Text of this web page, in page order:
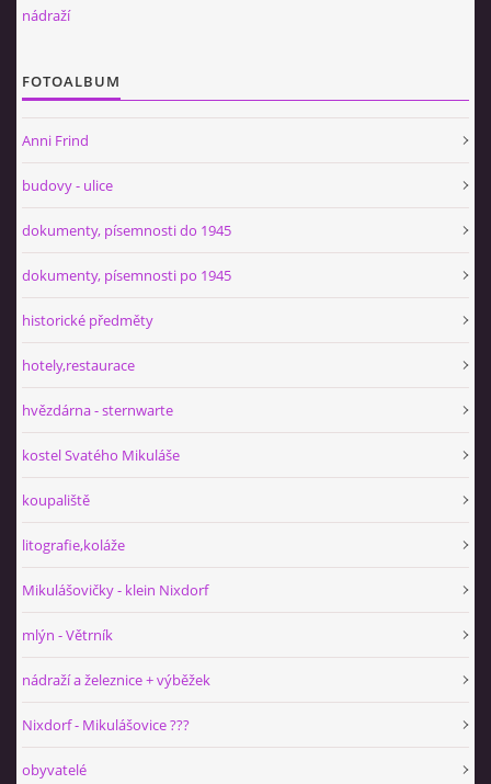
nádraží
FOTOALBUM
Anni Frind
budovy - ulice
dokumenty, písemnosti do 1945
dokumenty, písemnosti po 1945
historické předměty
hotely,restaurace
hvězdárna - sternwarte
kostel Svatého Mikuláše
koupaliště
litografie,koláže
Mikulášovičky - klein Nixdorf
mlýn - Větrník
nádraží a železnice + výběžek
Nixdorf - Mikulášovice ???
obyvatelé